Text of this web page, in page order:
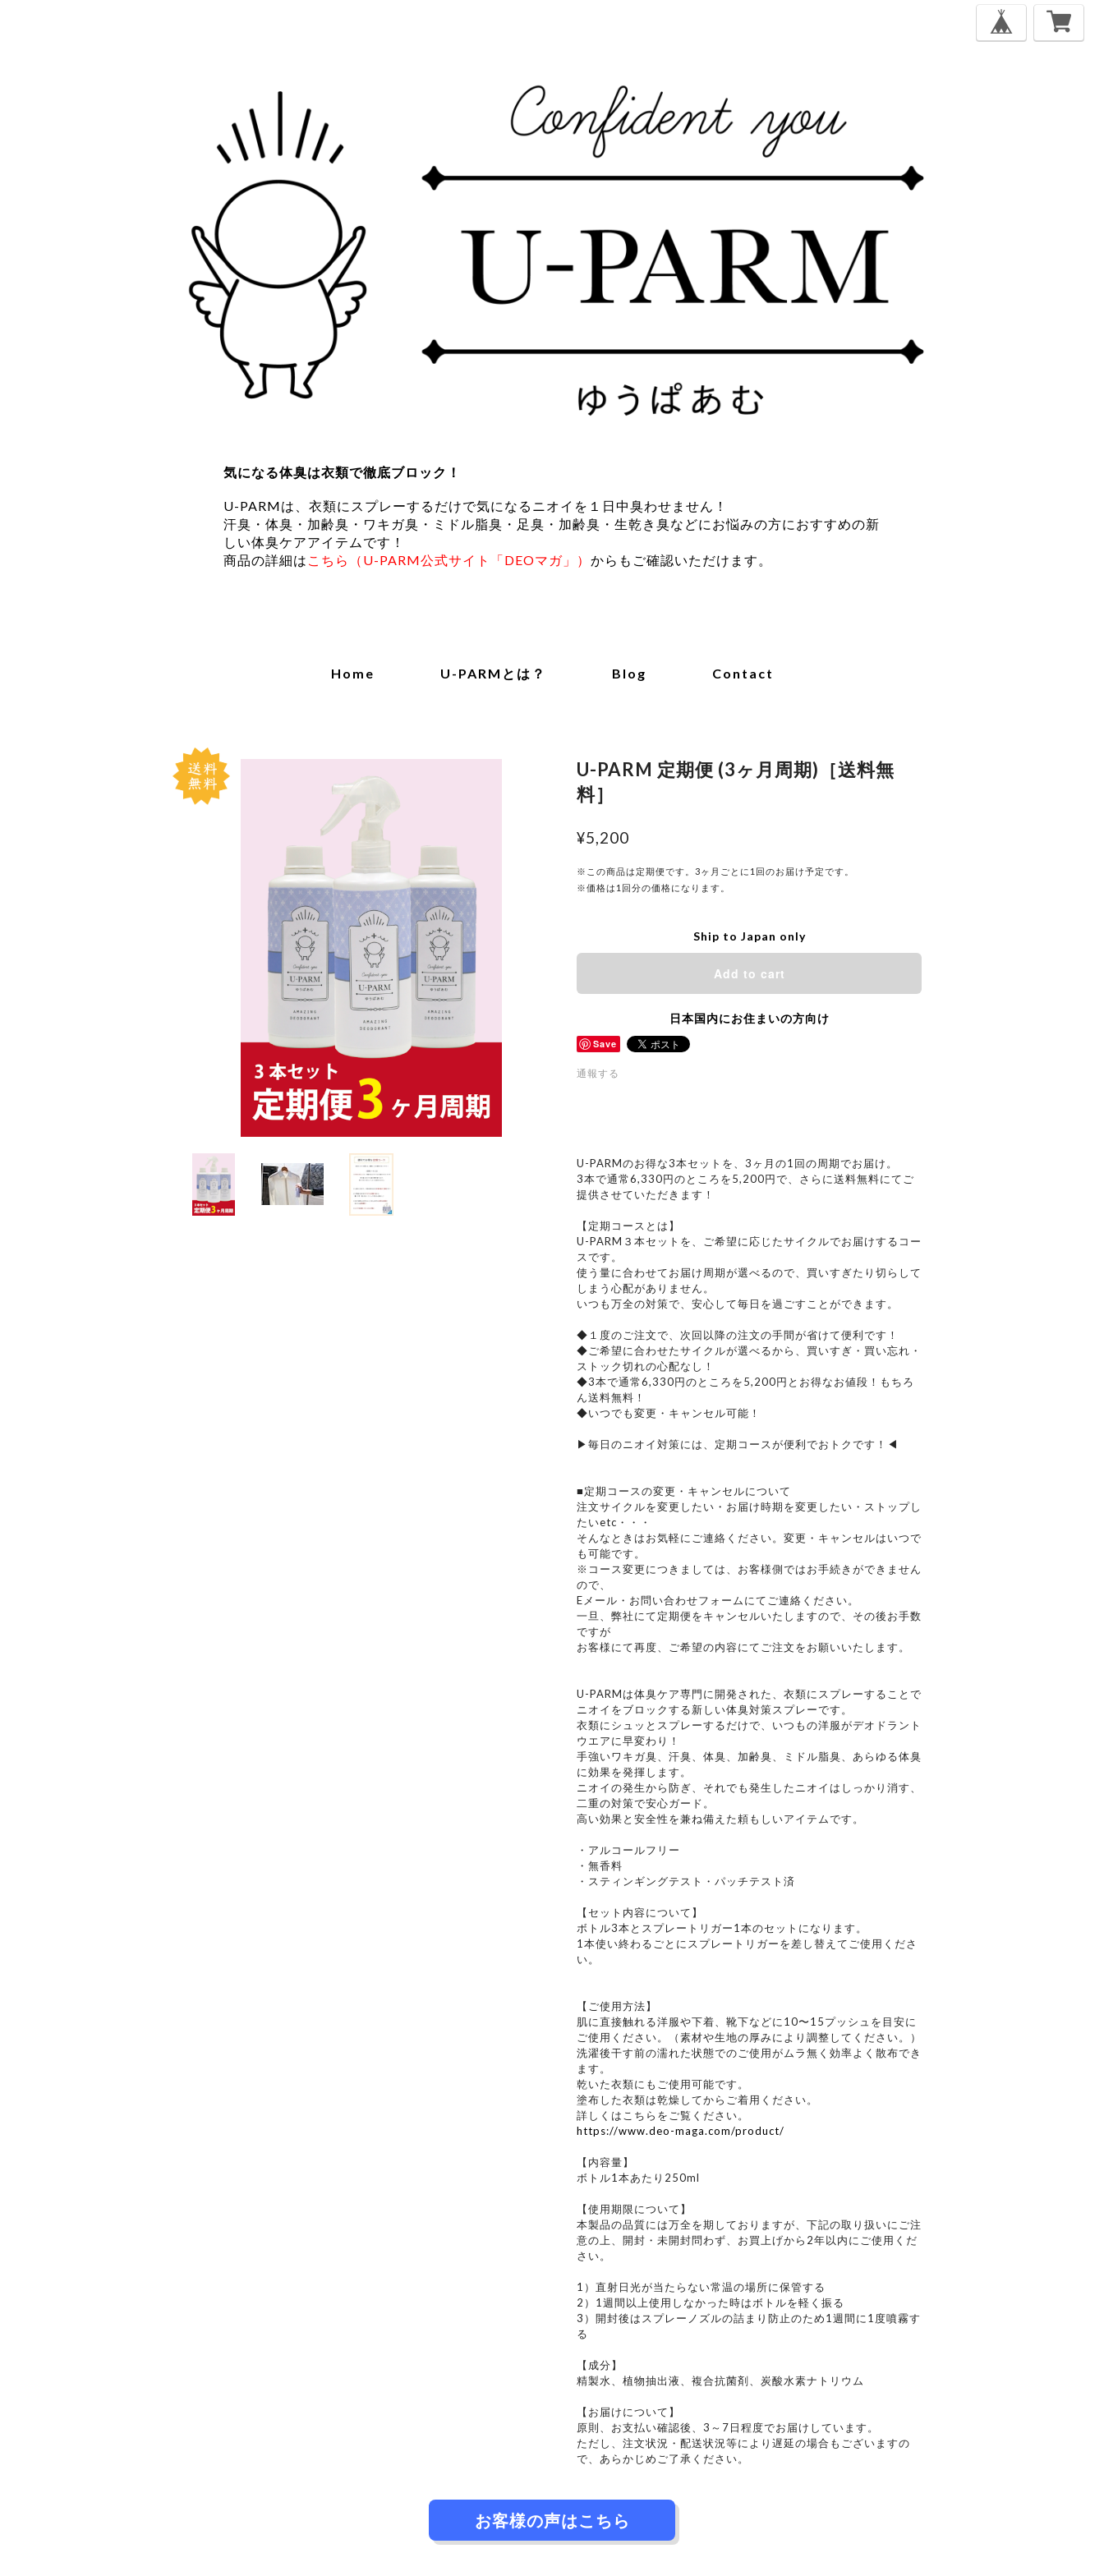
気になる体臭は衣類で徹底ブロック！
U-PARMは、衣類にスプレーするだけで気になるニオイを１日中臭わせません！
汗臭・体臭・加齢臭・ワキガ臭・ミドル脂臭・足臭・加齢臭・生乾き臭などにお悩みの方におすすめの新
しい体臭ケアアイテムです！
商品の詳細は こちら（U-PARM公式サイト「DEOマガ」） からもご確認いただけます。
Home U-PARMとは？ Blog Contact
U-PARM 定期便 (3ヶ月周期)［送料無
料］
¥5,200
※この商品は定期便です。3ヶ月ごとに1回のお届け予定です。
※価格は1回分の価格になります。
Ship to Japan only
Add to cart
日本国内にお住まいの方向け
Save
通報する
U-PARMのお得な3本セットを、3ヶ月の1回の周期でお届け。
3本で通常6,330円のところを5,200円で、さらに送料無料にてご
提供させていただきます！
【定期コースとは】
U-PARM３本セットを、ご希望に応じたサイクルでお届けするコー
スです。
使う量に合わせてお届け周期が選べるので、買いすぎたり切らして
しまう心配がありません。
いつも万全の対策で、安心して毎日を過ごすことができます。
◆１度のご注文で、次回以降の注文の手間が省けて便利です！
◆ご希望に合わせたサイクルが選べるから、買いすぎ・買い忘れ・
ストック切れの心配なし！
◆3本で通常6,330円のところを5,200円とお得なお値段！もちろ
ん送料無料！
◆いつでも変更・キャンセル可能！
▶︎毎日のニオイ対策には、定期コースが便利でおトクです！◀︎
■定期コースの変更・キャンセルについて
注文サイクルを変更したい・お届け時期を変更したい・ストップし
たいetc・・・
そんなときはお気軽にご連絡ください。変更・キャンセルはいつで
も可能です。
※コース変更につきましては、お客様側ではお手続きができません
ので、
Eメール・お問い合わせフォームにてご連絡ください。
一旦、弊社にて定期便をキャンセルいたしますので、その後お手数
ですが
お客様にて再度、ご希望の内容にてご注文をお願いいたします。
U-PARMは体臭ケア専門に開発された、衣類にスプレーすることで
ニオイをブロックする新しい体臭対策スプレーです。
衣類にシュッとスプレーするだけで、いつもの洋服がデオドラント
ウエアに早変わり！
手強いワキガ臭、汗臭、体臭、加齢臭、ミドル脂臭、あらゆる体臭
に効果を発揮します。
ニオイの発生から防ぎ、それでも発生したニオイはしっかり消す、
二重の対策で安心ガード。
高い効果と安全性を兼ね備えた頼もしいアイテムです。
・アルコールフリー
・無香料
・スティンギングテスト・パッチテスト済
【セット内容について】
ボトル3本とスプレートリガー1本のセットになります。
1本使い終わるごとにスプレートリガーを差し替えてご使用くださ
い。
【ご使用方法】
肌に直接触れる洋服や下着、靴下などに10〜15プッシュを目安に
ご使用ください。（素材や生地の厚みにより調整してください。）
洗濯後干す前の濡れた状態でのご使用がムラ無く効率よく散布でき
ます。
乾いた衣類にもご使用可能です。
塗布した衣類は乾燥してからご着用ください。
詳しくはこちらをご覧ください。
https://www.deo-maga.com/product/
【内容量】
ボトル1本あたり250ml
【使用期限について】
本製品の品質には万全を期しておりますが、下記の取り扱いにご注
意の上、開封・未開封問わず、お買上げから2年以内にご使用くだ
さい。
1）直射日光が当たらない常温の場所に保管する
2）1週間以上使用しなかった時はボトルを軽く振る
3）開封後はスプレーノズルの詰まり防止のため1週間に1度噴霧す
る
【成分】
精製水、植物抽出液、複合抗菌剤、炭酸水素ナトリウム
【お届けについて】
原則、お支払い確認後、3～7日程度でお届けしています。
ただし、注文状況・配送状況等により遅延の場合もございますの
で、あらかじめご了承ください。
お客様の声はこちら